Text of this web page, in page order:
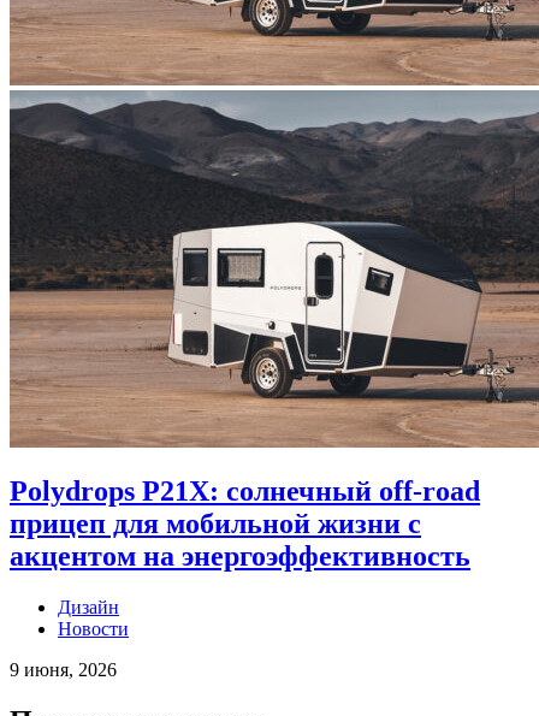
Polydrops P21X: солнечный off-road
прицеп для мобильной жизни с
акцентом на энергоэффективность
Дизайн
Новости
9 июня, 2026